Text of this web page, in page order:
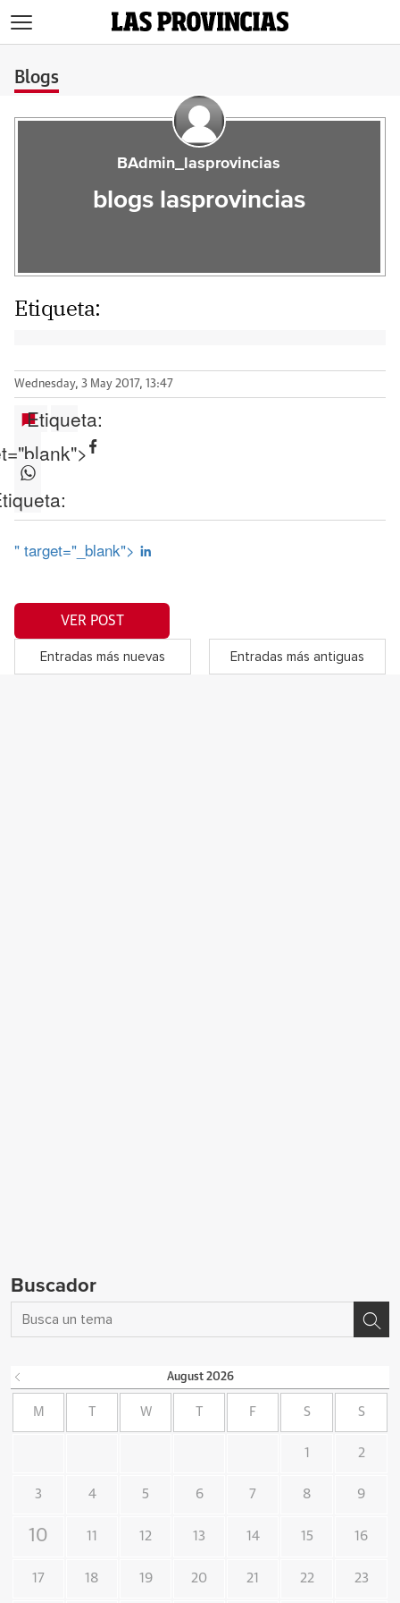
Blogs
BAdmin_lasprovincias
blogs lasprovincias
Etiqueta:
Wednesday, 3 May 2017, 13:47
Etiqueta:
" target="_blank">
VER POST
Entradas más nuevas Entradas más antiguas
Buscador
August 2026
M W F S S
1 2
3 4 5 6 7 8 9
10 11 12 13 14 15 16
17 18 19 20 21 22 23